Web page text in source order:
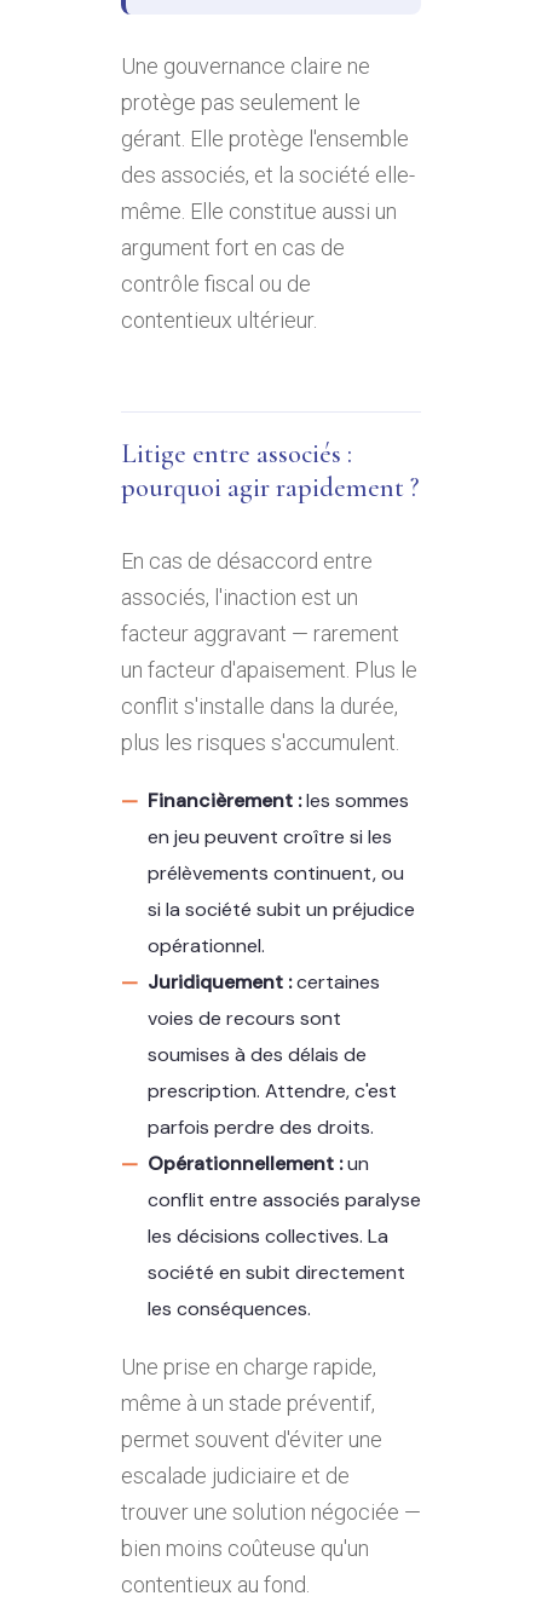
Une gouvernance claire ne
protège pas seulement le
gérant. Elle protège l'ensemble
des associés, et la société elle-
même. Elle constitue aussi un
argument fort en cas de
contrôle fiscal ou de
contentieux ultérieur.
Litige entre associés :
pourquoi agir rapidement ?
En cas de désaccord entre
associés, l'inaction est un
facteur aggravant — rarement
un facteur d'apaisement. Plus le
conflit s'installe dans la durée,
plus les risques s'accumulent.
Financièrement :les sommes
en jeu peuvent croître si les
prélèvements continuent, ou
si la société subit un préjudice
opérationnel.
Juridiquement :certaines
voies de recours sont
soumises à des délais de
prescription. Attendre, c'est
parfois perdre des droits.
Opérationnellement :un
conflit entre associés paralyse
les décisions collectives. La
société en subit directement
les conséquences.
Une prise en charge rapide,
même à un stade préventif,
permet souvent d'éviter une
escalade judiciaire et de
trouver une solution négociée —
bien moins coûteuse qu'un
contentieux au fond.